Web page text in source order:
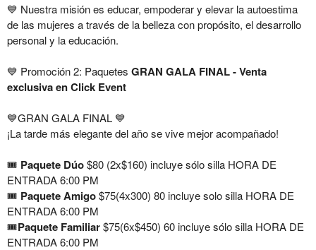
💙 Nuestra misión es educar, empoderar y elevar la autoestima
de las mujeres a través de la belleza con propósito, el desarrollo
personal y la educación.
💙 Promoción 2: Paquetes GRAN GALA FINAL - Venta
exclusiva en Click Event
💙GRAN GALA FINAL 💙
¡La tarde más elegante del año se vive mejor acompañado!
🎟️ Paquete Dúo$80 (2x$160) incluye sólo silla HORA DE
ENTRADA 6:00 PM
🎟️ Paquete Amigo$75(4x300) 80 incluye solo silla HORA DE
ENTRADA 6:00 PM
🎟️Paquete Familiar$75(6x$450) 60 incluye sólo silla HORA DE
ENTRADA 6:00 PM